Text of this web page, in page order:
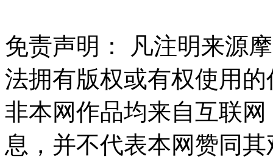
免责声明：
凡注明来源
法拥有版权或有权使用
非本网作品均来自互联
息，并不代表本网赞同